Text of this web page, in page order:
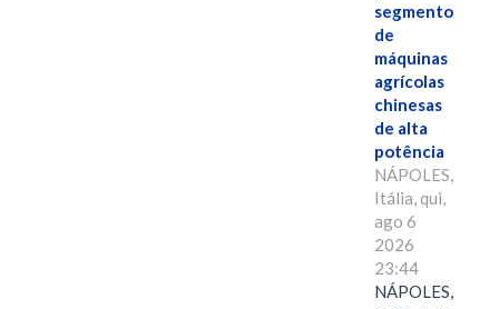
segmento
de
máquinas
agrícolas
chinesas
de alta
potência
NÁPOLES,
Itália, qui,
ago 6
2026
23:44
NÁPOLES,